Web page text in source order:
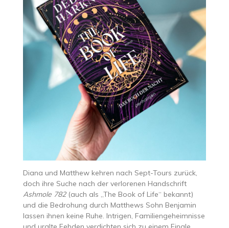
Diana und Matthew kehren nach Sept-Tours zurück,
doch ihre Suche nach der verlorenen Handschrift
Ashmole 782(auch als „The Book of Life“ bekannt)
und die Bedrohung durch Matthews Sohn Benjamin
lassen ihnen keine Ruhe. Intrigen, Familiengeheimnisse